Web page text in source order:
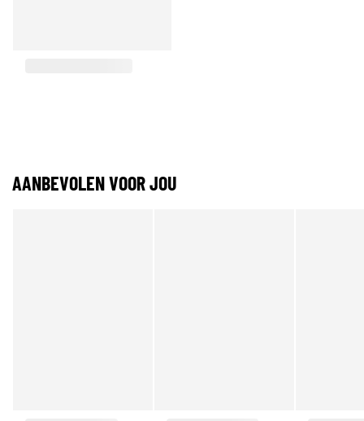
AANBEVOLEN VOOR JOU